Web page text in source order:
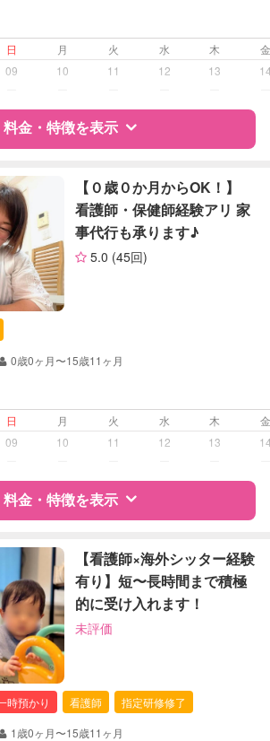
病児、病後児、ともに不可
対応可否は個別に相談
英語レッスン
お引き受けしていません
対応不可
日 月 火 水 木
09 10 11 12 13
料金・特徴を表示
レビュー
企業型割引対象(旧内閣府補助対象)
自治体届出済ベビーシッター
保育士
送迎サポート
病児、病後児、ともに不可
対応可否は個別に相談
英語レッスン
スポーツレッスン
絵・工作レッスン
可能
対応可能
【０歳０か月からOK！】
看護師・保健師経験アリ 家
事代行も承ります♪
5.0 (45回)
0歳0ヶ月〜15歳11ヶ月
日 月 火 水 木
09 10 11 12 13
料金・特徴を表示
レビュー
企業型割引対象(旧内閣府補助対象)
自治体届出済ベビーシッター
看護師
保健師
【看護師×海外シッター経験
有り】短〜長時間まで積極
的に受け入れます！
未評価
時預かり 看護師
指定研修修了
1歳0ヶ月〜15歳11ヶ月